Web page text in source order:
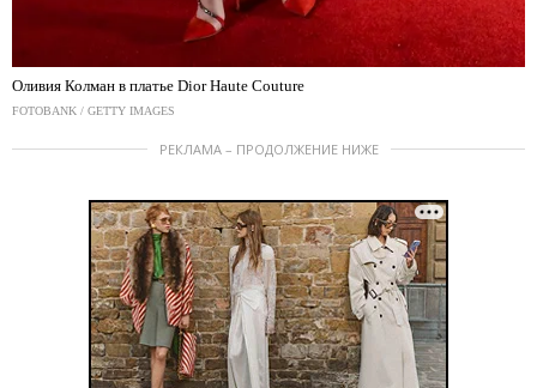
Оливия Колман в платье Dior Haute Couture
FOTOBANK / GETTY IMAGES
РЕКЛАМА – ПРОДОЛЖЕНИЕ НИЖЕ